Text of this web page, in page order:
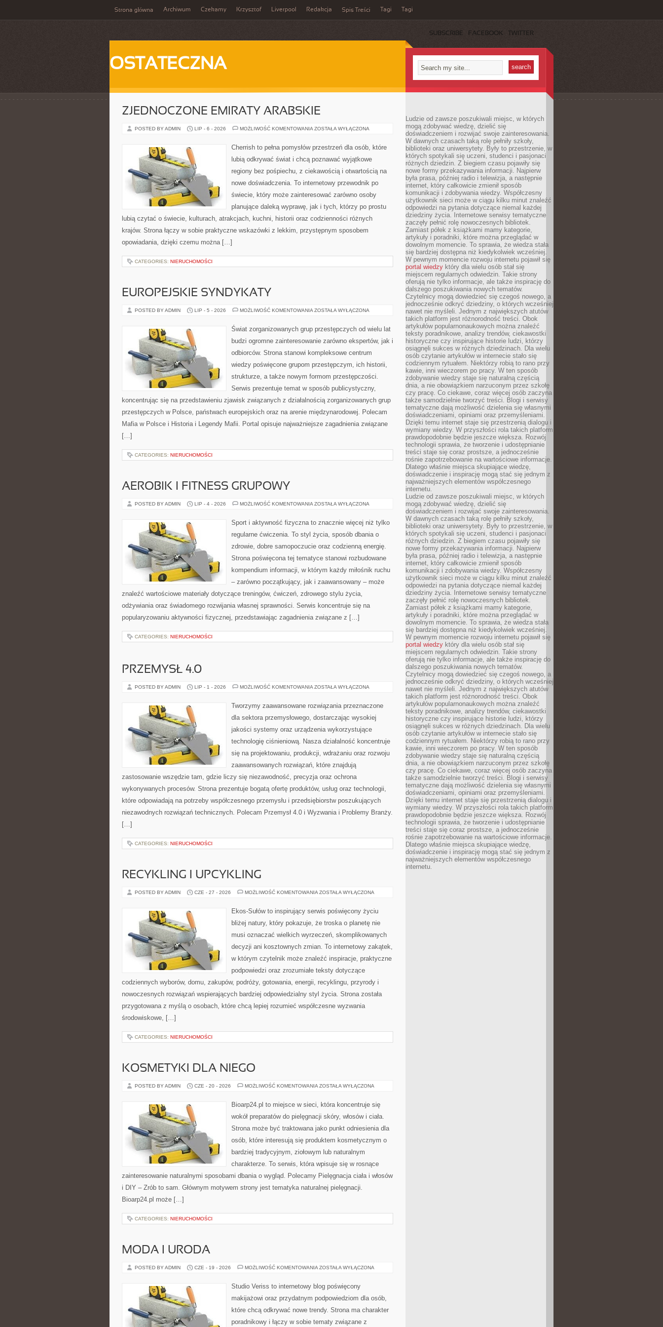
Strona główna Archiwum Czekamy Krzysztof Liverpool Redakcja Spis Treści Tagi Tagi
SUBSCRIBE FACEBOOK TWITTER
OSTATECZNA
ZJEDNOCZONE EMIRATY ARABSKIE
POSTED BY ADMIN LIP - 6 - 2026 MOŻLIWOŚĆ KOMENTOWANIA ZJEDNOCZONE
ZOSTAŁA WYŁĄCZONA
Cherrish to pełna pomysłów przestrzeń dla osób, które
lubią odkrywać świat i chcą poznawać wyjątkowe
regiony bez pośpiechu, z ciekawością i otwartością na
nowe doświadczenia. To internetowy przewodnik po
świecie, który może zainteresować zarówno osoby
planujące daleką wyprawę, jak i tych, którzy po prostu
lubią czytać o świecie, kulturach, atrakcjach, kuchni, historii oraz codzienności różnych
krajów. Strona łączy w sobie praktyczne wskazówki z lekkim, przystępnym sposobem
opowiadania, dzięki czemu można […]
CATEGORIES: NIERUCHOMOŚCI
EUROPEJSKIE SYNDYKATY
POSTED BY ADMIN LIP - 5 - 2026 MOŻLIWOŚĆ KOMENTOWANIA EUROPEJSKIE
ZOSTAŁA WYŁĄCZONA
Świat zorganizowanych grup przestępczych od wielu lat
budzi ogromne zainteresowanie zarówno ekspertów, jak i
odbiorców. Strona stanowi kompleksowe centrum
wiedzy poświęcone grupom przestępczym, ich historii,
strukturze, a także nowym formom przestępczości.
Serwis prezentuje temat w sposób publicystyczny,
koncentrując się na przedstawieniu zjawisk związanych z działalnością zorganizowanych grup
przestępczych w Polsce, państwach europejskich oraz na arenie międzynarodowej. Polecam
Mafia w Polsce i Historia i Legendy Mafii. Portal opisuje najważniejsze zagadnienia związane
[…]
CATEGORIES: NIERUCHOMOŚCI
AEROBIK I FITNESS GRUPOWY
POSTED BY ADMIN LIP - 4 - 2026 MOŻLIWOŚĆ KOMENTOWANIA AEROBIK
GRUPOWY
ZOSTAŁA WYŁĄCZONA
Sport i aktywność fizyczna to znacznie więcej niż tylko
regularne ćwiczenia. To styl życia, sposób dbania o
zdrowie, dobre samopoczucie oraz codzienną energię.
Strona poświęcona tej tematyce stanowi rozbudowane
kompendium informacji, w którym każdy miłośnik ruchu
– zarówno początkujący, jak i zaawansowany – może
znaleźć wartościowe materiały dotyczące treningów, ćwiczeń, zdrowego stylu życia,
odżywiania oraz świadomego rozwijania własnej sprawności. Serwis koncentruje się na
popularyzowaniu aktywności fizycznej, przedstawiając zagadnienia związane z […]
CATEGORIES: NIERUCHOMOŚCI
PRZEMYSŁ 4.0
POSTED BY ADMIN LIP - 1 - 2026 MOŻLIWOŚĆ KOMENTOWANIA PRZEMYSŁ
ZOSTAŁA WYŁĄCZONA
Tworzymy zaawansowane rozwiązania przeznaczone
dla sektora przemysłowego, dostarczając wysokiej
jakości systemy oraz urządzenia wykorzystujące
technologię ciśnieniową. Nasza działalność koncentruje
się na projektowaniu, produkcji, wdrażaniu oraz rozwoju
zaawansowanych rozwiązań, które znajdują
zastosowanie wszędzie tam, gdzie liczy się niezawodność, precyzja oraz ochrona
wykonywanych procesów. Strona prezentuje bogatą ofertę produktów, usług oraz technologii,
które odpowiadają na potrzeby współczesnego przemysłu i przedsiębiorstw poszukujących
niezawodnych rozwiązań technicznych. Polecam Przemysł 4.0 i Wyzwania i Problemy Branży.
[…]
CATEGORIES: NIERUCHOMOŚCI
RECYKLING I UPCYKLING
POSTED BY ADMIN CZE - 27 - 2026 MOŻLIWOŚĆ KOMENTOWANIA RECYKLING
ZOSTAŁA WYŁĄCZONA
Ekos-Sułów to inspirujący serwis poświęcony życiu
bliżej natury, który pokazuje, że troska o planetę nie
musi oznaczać wielkich wyrzeczeń, skomplikowanych
decyzji ani kosztownych zmian. To internetowy zakątek,
w którym czytelnik może znaleźć inspiracje, praktyczne
podpowiedzi oraz zrozumiałe teksty dotyczące
codziennych wyborów, domu, zakupów, podróży, gotowania, energii, recyklingu, przyrody i
nowoczesnych rozwiązań wspierających bardziej odpowiedzialny styl życia. Strona została
przygotowana z myślą o osobach, które chcą lepiej rozumieć współczesne wyzwania
środowiskowe, […]
CATEGORIES: NIERUCHOMOŚCI
KOSMETYKI DLA NIEGO
POSTED BY ADMIN CZE - 20 - 2026 MOŻLIWOŚĆ KOMENTOWANIA KOSMETYKI
ZOSTAŁA WYŁĄCZONA
Bioarp24.pl to miejsce w sieci, która koncentruje się
wokół preparatów do pielęgnacji skóry, włosów i ciała.
Strona może być traktowana jako punkt odniesienia dla
osób, które interesują się produktem kosmetycznym o
bardziej tradycyjnym, ziołowym lub naturalnym
charakterze. To serwis, która wpisuje się w rosnące
zainteresowanie naturalnymi sposobami dbania o wygląd. Polecamy Pielęgnacja ciała i włosów
i DIY – Zrób to sam. Głównym motywem strony jest tematyka naturalnej pielęgnacji.
Bioarp24.pl może […]
CATEGORIES: NIERUCHOMOŚCI
MODA I URODA
POSTED BY ADMIN CZE - 19 - 2026 MOŻLIWOŚĆ KOMENTOWANIA MODA
ZOSTAŁA WYŁĄCZONA
Studio Veriss to internetowy blog poświęcony
makijażowi oraz przydatnym podpowiedziom dla osób,
które chcą odkrywać nowe trendy. Strona ma charakter
poradnikowy i łączy w sobie tematy związane z
Ludzie od zawsze poszukiwali miejsc, w których
mogą zdobywać wiedzę, dzielić się
doświadczeniem i rozwijać swoje zainteresowania.
W dawnych czasach taką rolę pełniły szkoły,
biblioteki oraz uniwersytety. Były to przestrzenie, w
których spotykali się uczeni, studenci i pasjonaci
różnych dziedzin. Z biegiem czasu pojawiły się
nowe formy przekazywania informacji. Najpierw
była prasa, później radio i telewizja, a następnie
internet, który całkowicie zmienił sposób
komunikacji i zdobywania wiedzy. Współczesny
użytkownik sieci może w ciągu kilku minut znaleźć
odpowiedzi na pytania dotyczące niemal każdej
dziedziny życia. Internetowe serwisy tematyczne
zaczęły pełnić rolę nowoczesnych bibliotek.
Zamiast półek z książkami mamy kategorie,
artykuły i poradniki, które można przeglądać w
dowolnym momencie. To sprawia, że wiedza stała
się bardziej dostępna niż kiedykolwiek wcześniej.
W pewnym momencie rozwoju internetu pojawił się
portal wiedzy który dla wielu osób stał się
miejscem regularnych odwiedzin. Takie strony
oferują nie tylko informacje, ale także inspirację do
dalszego poszukiwania nowych tematów.
Czytelnicy mogą dowiedzieć się czegoś nowego, a
jednocześnie odkryć dziedziny, o których wcześniej
nawet nie myśleli. Jednym z największych atutów
takich platform jest różnorodność treści. Obok
artykułów popularnonaukowych można znaleźć
teksty poradnikowe, analizy trendów, ciekawostki
historyczne czy inspirujące historie ludzi, którzy
osiągnęli sukces w różnych dziedzinach. Dla wielu
osób czytanie artykułów w internecie stało się
codziennym rytuałem. Niektórzy robią to rano przy
kawie, inni wieczorem po pracy. W ten sposób
zdobywanie wiedzy staje się naturalną częścią
dnia, a nie obowiązkiem narzuconym przez szkołę
czy pracę. Co ciekawe, coraz więcej osób zaczyna
także samodzielnie tworzyć treści. Blogi i serwisy
tematyczne dają możliwość dzielenia się własnymi
doświadczeniami, opiniami oraz przemyśleniami.
Dzięki temu internet staje się przestrzenią dialogu i
wymiany wiedzy. W przyszłości rola takich platform
prawdopodobnie będzie jeszcze większa. Rozwój
technologii sprawia, że tworzenie i udostępnianie
treści staje się coraz prostsze, a jednocześnie
rośnie zapotrzebowanie na wartościowe informacje.
Dlatego właśnie miejsca skupiające wiedzę,
doświadczenie i inspirację mogą stać się jednym z
najważniejszych elementów współczesnego
internetu.
Ludzie od zawsze poszukiwali miejsc, w których
mogą zdobywać wiedzę, dzielić się
doświadczeniem i rozwijać swoje zainteresowania.
W dawnych czasach taką rolę pełniły szkoły,
biblioteki oraz uniwersytety. Były to przestrzenie, w
których spotykali się uczeni, studenci i pasjonaci
różnych dziedzin. Z biegiem czasu pojawiły się
nowe formy przekazywania informacji. Najpierw
była prasa, później radio i telewizja, a następnie
internet, który całkowicie zmienił sposób
komunikacji i zdobywania wiedzy. Współczesny
użytkownik sieci może w ciągu kilku minut znaleźć
odpowiedzi na pytania dotyczące niemal każdej
dziedziny życia. Internetowe serwisy tematyczne
zaczęły pełnić rolę nowoczesnych bibliotek.
Zamiast półek z książkami mamy kategorie,
artykuły i poradniki, które można przeglądać w
dowolnym momencie. To sprawia, że wiedza stała
się bardziej dostępna niż kiedykolwiek wcześniej.
W pewnym momencie rozwoju internetu pojawił się
portal wiedzy który dla wielu osób stał się
miejscem regularnych odwiedzin. Takie strony
oferują nie tylko informacje, ale także inspirację do
dalszego poszukiwania nowych tematów.
Czytelnicy mogą dowiedzieć się czegoś nowego, a
jednocześnie odkryć dziedziny, o których wcześniej
nawet nie myśleli. Jednym z największych atutów
takich platform jest różnorodność treści. Obok
artykułów popularnonaukowych można znaleźć
teksty poradnikowe, analizy trendów, ciekawostki
historyczne czy inspirujące historie ludzi, którzy
osiągnęli sukces w różnych dziedzinach. Dla wielu
osób czytanie artykułów w internecie stało się
codziennym rytuałem. Niektórzy robią to rano przy
kawie, inni wieczorem po pracy. W ten sposób
zdobywanie wiedzy staje się naturalną częścią
dnia, a nie obowiązkiem narzuconym przez szkołę
czy pracę. Co ciekawe, coraz więcej osób zaczyna
także samodzielnie tworzyć treści. Blogi i serwisy
tematyczne dają możliwość dzielenia się własnymi
doświadczeniami, opiniami oraz przemyśleniami.
Dzięki temu internet staje się przestrzenią dialogu i
wymiany wiedzy. W przyszłości rola takich platform
prawdopodobnie będzie jeszcze większa. Rozwój
technologii sprawia, że tworzenie i udostępnianie
treści staje się coraz prostsze, a jednocześnie
rośnie zapotrzebowanie na wartościowe informacje.
Dlatego właśnie miejsca skupiające wiedzę,
doświadczenie i inspirację mogą stać się jednym z
najważniejszych elementów współczesnego
internetu.